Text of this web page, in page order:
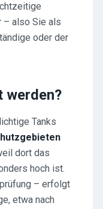
– also Sie als
oder der
werden?
Tanks
dort das
hoch ist.
– erfolgt
etwa nach